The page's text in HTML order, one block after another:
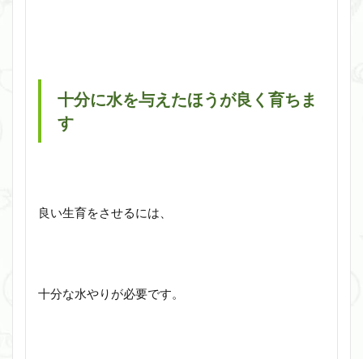
十分に水を与えたほうが良く育ちま
す
良い生育をさせるには、
十分な水やりが必要です。